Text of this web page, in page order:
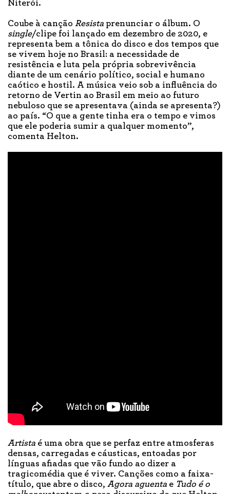
Niterói.
Coube à canção Resista prenunciar o álbum. O
single/clipe foi lançado em dezembro de 2020, e
representa bem a tônica do disco e dos tempos que
se vivem hoje no Brasil: a necessidade de
resistência e luta pela própria sobrevivência
diante de um cenário político, social e humano
caótico e hostil. A música veio sob a influência do
retorno de Vertin ao Brasil em meio ao futuro
nebuloso que se apresentava (ainda se apresenta?)
ao país. “O que a gente tinha era o tempo e vimos
que ele poderia sumir a qualquer momento”,
comenta Helton.
Artista é uma obra que se perfaz entre atmosferas
densas, carregadas e cáusticas, entoadas por
línguas afiadas que vão fundo ao dizer a
tragicomédia que é viver. Canções como a faixa-
título, que abre o disco, Agora aguenta e Tudo é o